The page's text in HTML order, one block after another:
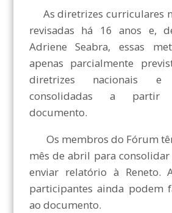
As diretrizes curriculares
revisadas há 16 anos e,
Adriene Seabra, essas
apenas parcialmente
diretrizes nacionais
consolidadas a partir
documento.
Os membros do Fórum
mês de abril para
enviar relatório à Reneto.
participantes ainda podem
ao documento.